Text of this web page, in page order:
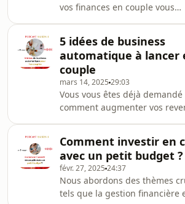
l'entrepreneuriat et l'immobilier.
nous rappellent que "passer
temps de qualité en famille est
essentiel pour notre bonhe
vos finances en couple vous
source de conflit".Nous
enjeux de la gestion
couple et partageons des
pratiques pour transformer
approche de l' argent et amour.
L'absence de budget, le
planification des courses et
l'inefficacité dans l'utilisatio
5 idées de business
automatique à lancer
couple
mars 14, 2025 29:03
Vous vous êtes déjà demandé
comment augmenter vos
sur la gestion financière en
nous vous présentons cinq
business qui peuvent
votre temps libre en
financières.Enfin, nous vous
Comment investir en
avec un petit budget ?
févr. 27, 2025 24:37
Nous abordons des thèmes
tels que la gestion financière